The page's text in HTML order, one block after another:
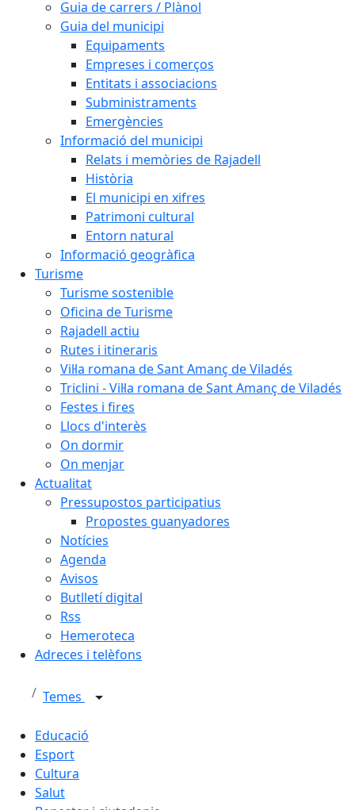
Guia de carrers / Plànol
Guia del municipi
Equipaments
Empreses i comerços
Entitats i associacions
Subministraments
Emergències
Informació del municipi
Relats i memòries de Rajadell
Història
El municipi en xifres
Patrimoni cultural
Entorn natural
Informació geogràfica
Turisme
Turisme sostenible
Oficina de Turisme
Rajadell actiu
Rutes i itineraris
Vil·la romana de Sant Amanç de Viladés
Triclini - Vil·la romana de Sant Amanç de Viladés
Festes i fires
Llocs d'interès
On dormir
On menjar
Actualitat
Pressupostos participatius
Propostes guanyadores
Notícies
Agenda
Avisos
Butlletí digital
Rss
Hemeroteca
Adreces i telèfons
Temes
Educació
Esport
Cultura
Salut